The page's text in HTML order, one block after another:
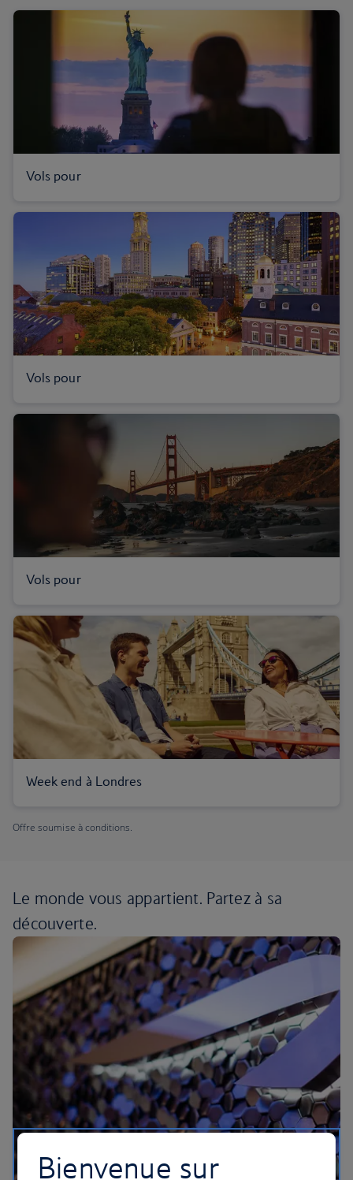
Vols pour
Vols pour
Vols pour
Week end à Londres
Offre soumise à conditions.
Le monde vous appartient. Partez à sa
découverte.
Bienvenue sur